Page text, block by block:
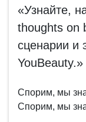
«Узнайте,
thoughts on
сценарии и
YouBeauty.»
Спорим, мы
Спорим, мы